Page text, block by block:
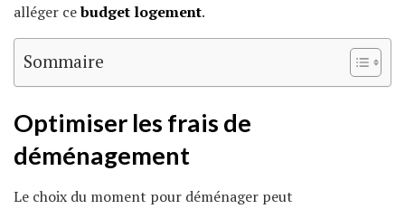
alléger cebudget logement.
Sommaire
Optimiser les frais de
déménagement
Le choix du moment pour déménager peut